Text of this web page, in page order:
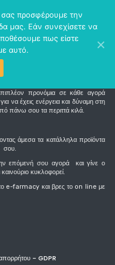
perm_identity
προνόμια σε κάθε αγορά
να έχεις ενέργεια και δύναμη στη
πάνω σου τα περιττά κιλά.
άμεσα τα κατάλληλα προϊόντα
σου.
επόμενή σου αγορά και γίνε ο
κυκλοφορεί.
e-farmacy και βρες το on line με
απορρήτου - GDPR
σας προσφέρουμε την
μας. Εάν συνεχίσετε να
πως είστε
αυτό.